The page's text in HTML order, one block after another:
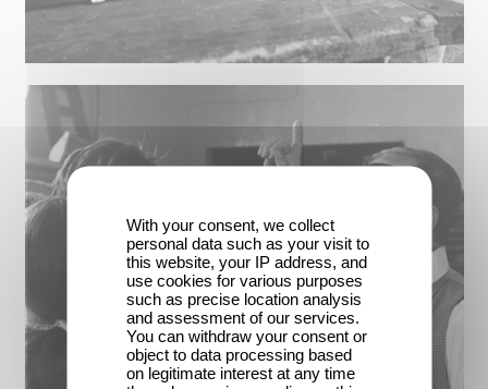
With your consent, we collect
personal data such as your visit to
this website, your IP address, and
use cookies for various purposes
such as precise location analysis
and assessment of our services.
You can withdraw your consent or
object to data processing based
on legitimate interest at any time